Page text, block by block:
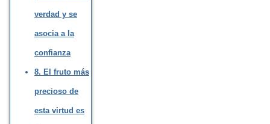
verdad y se
asocia a la
confianza
8. El fruto más
precioso de
esta virtud es